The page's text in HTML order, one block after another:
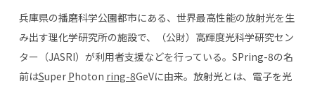
兵庫県の播磨科学公園都市にある、世界最高性能の放射光を生
み出す理化学研究所の施設で、（公財）高輝度光科学研究セン
ター（JASRI）が利用者支援などを行っている。SPring-8の名
前はSuper Photon ring-8GeVに由来。放射光とは、電子を光